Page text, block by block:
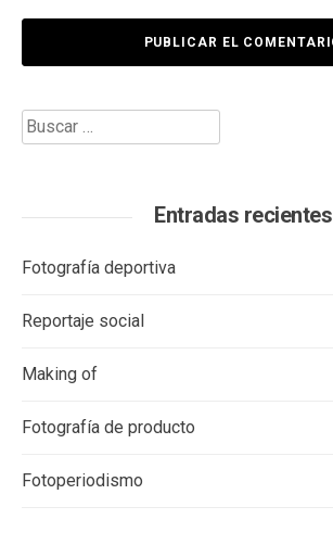
Buscar:
Entradas recientes
Fotografía deportiva
Reportaje social
Making of
Fotografía de producto
Fotoperiodismo